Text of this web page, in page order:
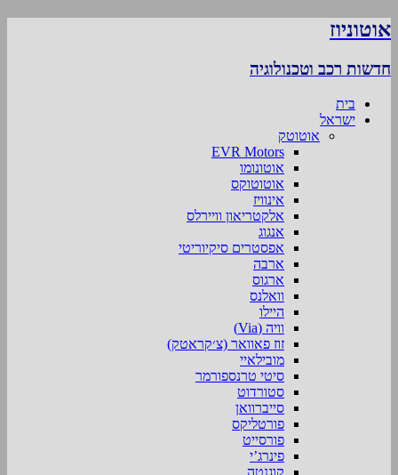
אוטוניוז
חדשות רכב וטכנולוגיה
בית
ישראל
אוטוטק
EVR Motors
אוטונומו
אוטוטוקס
אינוויז
אלקטריאון וויירלס
אנגוג
אפסטרים סיקיוריטי
ארבה
ארגוס
וואלנס
היילו
וויה (Via)
זוז פאוואר (צ׳קראטק)
מובילאיי
סיטי טרנספורמר
סטורדוט
סייברוואן
פורטליקס
פורסייט
פינרג’י
קוגנטה